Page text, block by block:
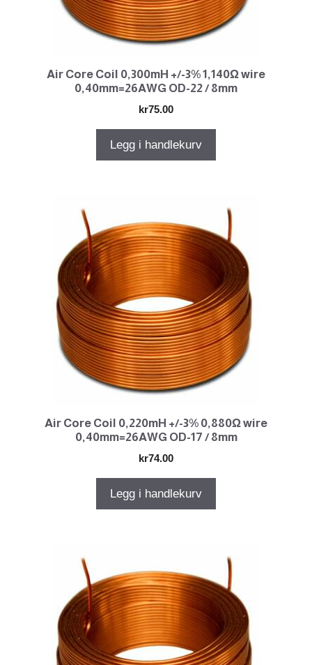
Air Core Coil 0,300mH +/-3% 1,140Ω wire
0,40mm=26AWG OD-22 / 8mm
kr75.00
Legg i handlekurv
Air Core Coil 0,220mH +/-3% 0,880Ω wire
0,40mm=26AWG OD-17 / 8mm
kr74.00
Legg i handlekurv